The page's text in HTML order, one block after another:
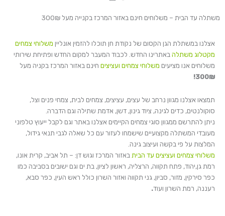
משתלה עד הבית – משלוחים חינם באזור המרכז בקנייה מעל 300₪
אצלנו במשתלת הגן הקסום של נקודת חן תוכלו להזמין אונליין משלוחי צמחים
מקטלוג משתלה באתרינו החדש. לכבוד המעבר למקום החדש ופתיחת שירותי
משלוחים אנו מציעים משלוחי צמחים ועציצים חינם באזור המרכז בקניה מעל
300₪!
תמצאו אצלנו מגוון נרחב של עצים, עציצים, צמחים לבית, צמחי פנים וצל,
סוקולנטים, כדים לגינה, ציוד גינון, דשן, אדמת שתילה וגם הדברה.
ניתן להתרשם ממגוון סוגי צמחים הקיימים אצלנו באתר וגם לקבל ייעוץ טלפוני
מעובדי המשתלה מקצועיים שישמחו לעזור עם כל שאלה לגבי תנאי גידול,
המלצות על פי בקשה ועיצוב גינה.
משלוחי צמחים ועציצים עד הבית באזור המרכז וגוש דן: – תל אביב, קרית אונו,
רמת גן,יהוד, פתח תקווה, הרצליה, ראשון לציון, בת ים וגם ישובים בסביבה כמו
כפר סירקין, מזור, סביון, גני תקווה ואזור השרון כולל ראש העין, כפר סבא,
רעננה, רמת השרון ועוד.